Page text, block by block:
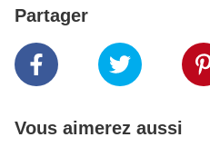
Partager
Vous aimerez aussi